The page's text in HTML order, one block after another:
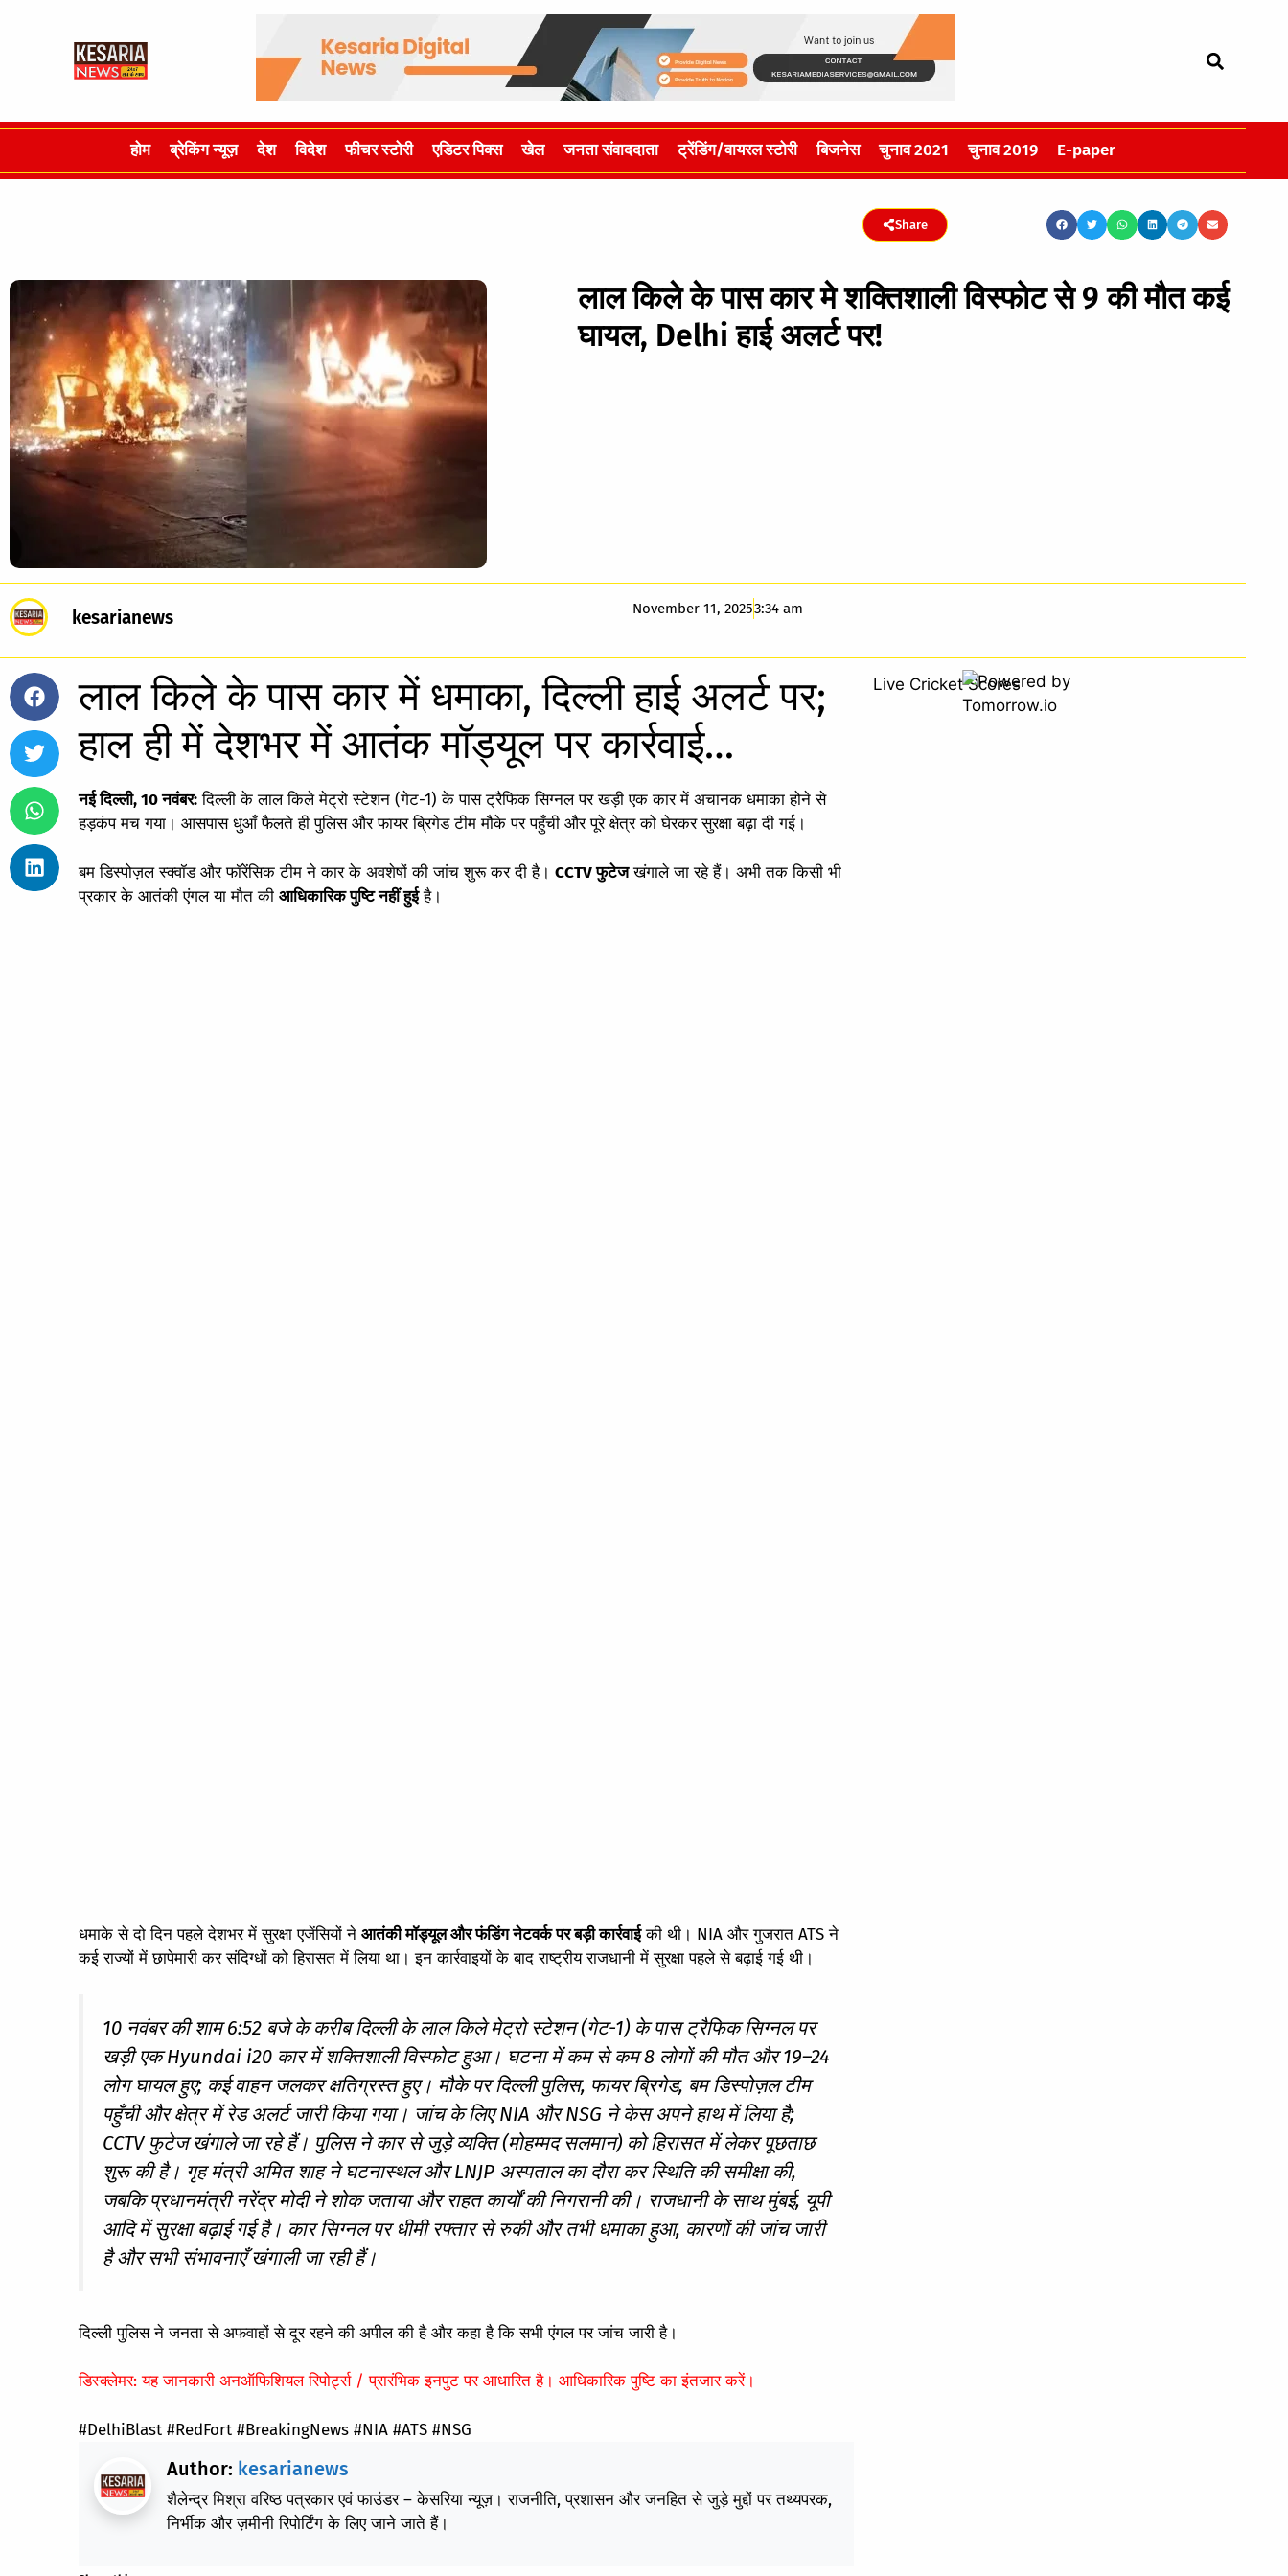
होम ब्रेकिंग न्यूज़ देश विदेश फीचर स्टोरी एडिटर पिक्स खेल जनता संवाददाता ट्रेंडिंग/वायरल स्टोरी बिजनेस चुनाव 2021 चुनाव 2019 E-paper
Share
लाल किले के पास कार मे शक्तिशाली विस्फोट से 9 की मौत कई
घायल, Delhi हाई अलर्ट पर!
kesarianews November 11, 20253:34 am
लाल किले के पास कार में धमाका, दिल्ली हाई अलर्ट पर;
हाल ही में देशभर में आतंक मॉड्यूल पर कार्रवाई…
नई दिल्ली, 10 नवंबर:दिल्ली के लाल किले मेट्रो स्टेशन (गेट-1) के पास ट्रैफिक सिग्नल पर खड़ी एक कार में अचानक धमाका होने से
हड़कंप मच गया। आसपास धुआँ फैलते ही पुलिस और फायर ब्रिगेड टीम मौके पर पहुँची और पूरे क्षेत्र को घेरकर सुरक्षा बढ़ा दी गई।
बम डिस्पोज़ल स्क्वॉड और फॉरेंसिक टीम ने कार के अवशेषों की जांच शुरू कर दी है। CCTV फुटेजखंगाले जा रहे हैं। अभी तक किसी भी
प्रकार के आतंकी एंगल या मौत की आधिकारिक पुष्टि नहीं हुईहै।
धमाके से दो दिन पहले देशभर में सुरक्षा एजेंसियों ने आतंकी मॉड्यूल और फंडिंग नेटवर्क पर बड़ी कार्रवाईकी थी। NIA और गुजरात ATS ने
कई राज्यों में छापेमारी कर संदिग्धों को हिरासत में लिया था। इन कार्रवाइयों के बाद राष्ट्रीय राजधानी में सुरक्षा पहले से बढ़ाई गई थी।
10 नवंबर की शाम 6:52 बजे के करीब दिल्ली के लाल किले मेट्रो स्टेशन (गेट-1) के पास ट्रैफिक सिग्नल पर
खड़ी एक Hyundai i20 कार में शक्तिशाली विस्फोट हुआ। घटना में कम से कम 8 लोगों की मौत और 19–24
लोग घायल हुए; कई वाहन जलकर क्षतिग्रस्त हुए। मौके पर दिल्ली पुलिस, फायर ब्रिगेड, बम डिस्पोज़ल टीम
पहुँची और क्षेत्र में रेड अलर्ट जारी किया गया। जांच के लिए NIA और NSG ने केस अपने हाथ में लिया है;
CCTV फुटेज खंगाले जा रहे हैं। पुलिस ने कार से जुड़े व्यक्ति (मोहम्मद सलमान) को हिरासत में लेकर पूछताछ
शुरू की है। गृह मंत्री अमित शाह ने घटनास्थल और LNJP अस्पताल का दौरा कर स्थिति की समीक्षा की,
जबकि प्रधानमंत्री नरेंद्र मोदी ने शोक जताया और राहत कार्यों की निगरानी की। राजधानी के साथ मुंबई, यूपी
आदि में सुरक्षा बढ़ाई गई है। कार सिग्नल पर धीमी रफ्तार से रुकी और तभी धमाका हुआ, कारणों की जांच जारी
है और सभी संभावनाएँ खंगाली जा रही हैं।
दिल्ली पुलिस ने जनता से अफवाहों से दूर रहने की अपील की है और कहा है कि सभी एंगल पर जांच जारी है।
डिस्क्लेमर: यह जानकारी अनऑफिशियल रिपोर्ट्स / प्रारंभिक इनपुट पर आधारित है। आधिकारिक पुष्टि का इंतजार करें।
#DelhiBlast #RedFort #BreakingNews #NIA #ATS #NSG
Author: kesarianews
शैलेन्द्र मिश्रा वरिष्ठ पत्रकार एवं फाउंडर – केसरिया न्यूज़। राजनीति, प्रशासन और जनहित से जुड़े मुद्दों पर तथ्यपरक,
निर्भीक और ज़मीनी रिपोर्टिंग के लिए जाने जाते हैं।
Live Cricket Scores